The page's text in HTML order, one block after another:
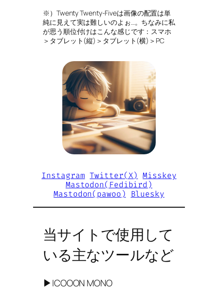
※）Twenty Twenty-Fiveは画像の配置は単
純に見えて実は難しいのよぉ…。ちなみに私
が思う順位付けはこんな感じです：スマホ
＞タブレット(縦)＞タブレット(横)＞PC
Instagram Twitter(X) Misskey
Mastodon(Fedibird)
Mastodon(pawoo)
Bluesky
当サイトで使用して
いる主なツールなど
▶ICOOON MONO